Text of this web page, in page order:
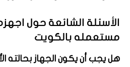
الأسئلة الشائعة حول
مستعمله بالكويت
هل يجب أن يكون الجهاز بحالته